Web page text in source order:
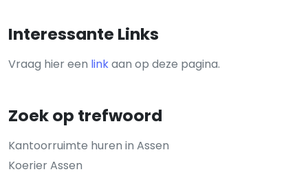
Interessante Links
Vraag hier een linkaan op deze pagina.
Zoek op trefwoord
Kantoorruimte huren in Assen
Koerier Assen